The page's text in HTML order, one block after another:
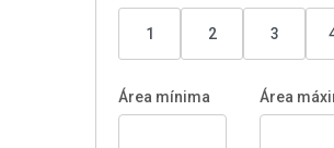
1 2 3
Área mínima Área